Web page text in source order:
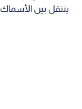
ينتقل بين الأسماك.